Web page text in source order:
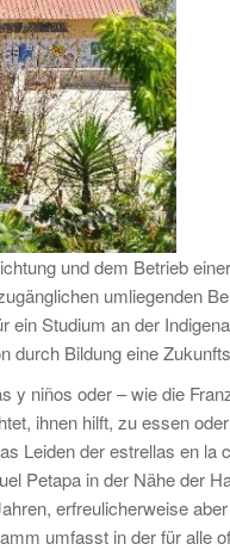
und dem Betrieb
umliegenden
Studium an der
durch Bildung eine
y niños oder – wie die
ihnen hilft, zu essen
Leiden der estrellas en la
Petapa in der Nähe der
erfreulicherweise
umfasst in der für alle